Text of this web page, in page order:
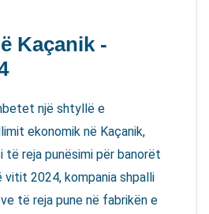
Kaçanik -
një shtyllë e
ekonomik në Kaçanik,
të reja punësimi për banorët
vitit 2024, kompania shpalli
të reja pune në fabrikën e